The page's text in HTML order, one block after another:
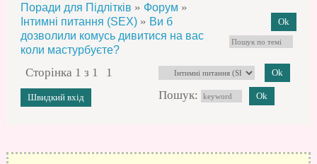
Поради для Підлітків » Форум »
Інтимні питання (SEX) » Ви б
дозволили комусь дивитися на вас
коли мастурбуєте?
Сторінка 1 з 1
1
Пошук: